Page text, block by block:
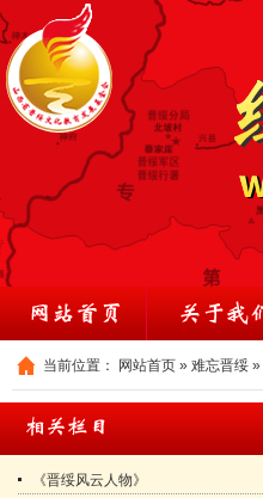
当前位置： 网站首页 » 难忘晋绥 »
《晋绥风云人物》